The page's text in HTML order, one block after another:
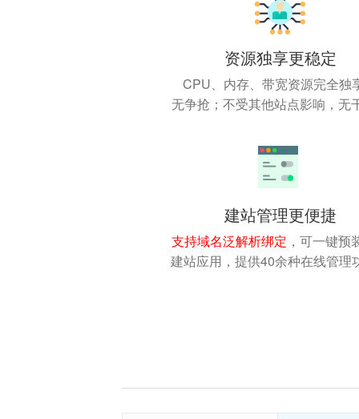
资源独享更稳定
CPU、内存、带宽资源完全独
无争抢；不受其他站点影响，无
建站管理更便捷
支持域名泛解析绑定 ，可一键预
建站应用，提供40余种在线管理